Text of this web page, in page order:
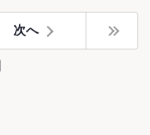
次へ